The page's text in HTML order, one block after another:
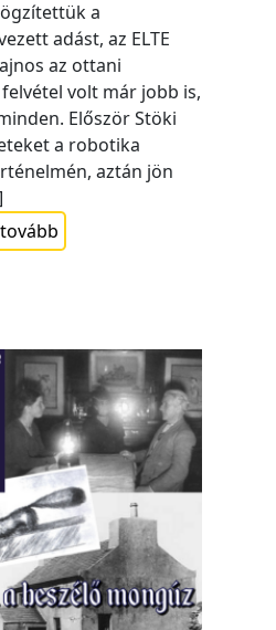
a
adást, az ELTE
az ottani
volt már jobb is,
Először Stöki
a robotika
aztán jön
tovább